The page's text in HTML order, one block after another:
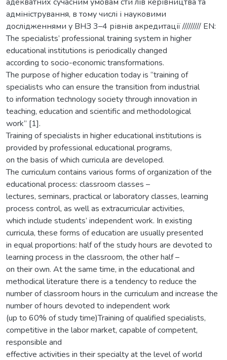
адміністрування, в тому числі і науковими
дослідженнями у ВНЗ 3–4 рівнів акредитації ///////// EN:
The specialists’ professional training system in higher
educational institutions is periodically changed
according to socio-economic transformations.
The purpose of higher education today is “training of
specialists who can ensure the transition from industrial
to information technology society through innovation in
teaching, education and scientific and methodological
work” [1].
Training of specialists in higher educational institutions is
provided by professional educational programs,
on the basis of which curricula are developed.
The curriculum contains various forms of organization of the
educational process: classroom classes –
lectures, seminars, practical or laboratory classes, learning
process control, as well as extracurricular activities,
which include students’ independent work. In existing
curricula, these forms of education are usually presented
in equal proportions: half of the study hours are devoted to
learning process in the classroom, the other half –
on their own. At the same time, in the educational and
methodical literature there is a tendency to reduce the
number of classroom hours in the curriculum and increase the
number of hours devoted to independent work
(up to 60% of study time)Training of qualified specialists,
competitive in the labor market, capable of competent,
responsible and
effective activities in their specialty at the level of world